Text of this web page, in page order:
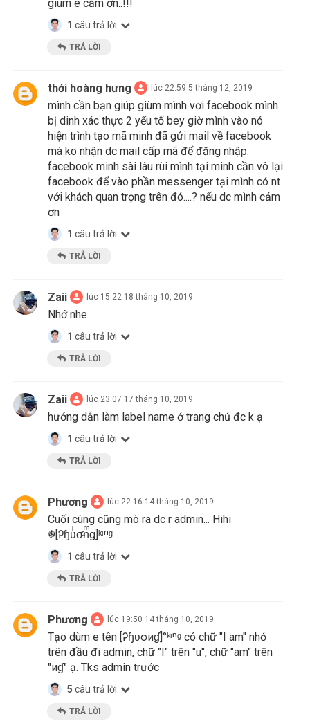
giùm e cảm ơn..!!!
1 câu trả lời
TRẢ LỜI
thới hoàng hưng lúc 22:59 5 tháng 12, 2019
mình cần bạn giúp giùm mình vơi facebook mình
bị dinh xác thực 2 yếu tố bey giờ mình vào nó
hiện trình tạo mã minh đã gửi mail về facebook
mà ko nhận dc mail cấp mã để đăng nhập.
facebook minh sài lâu rùi mình tại minh cần vô lại
facebook để vào phần messenger tại mình có nt
với khách quan trọng trên đó....? nếu dc mình cảm
ơn
1 câu trả lời
TRẢ LỜI
Zaii lúc 15:22 18 tháng 10, 2019
Nhớ nhe
1 câu trả lời
TRẢ LỜI
Zaii lúc 23:07 17 tháng 10, 2019
hướng dẫn làm label name ở trang chủ đc k ạ
1 câu trả lời
TRẢ LỜI
Phương lúc 22:16 14 tháng 10, 2019
Cuối cùng cũng mò ra dc r admin... Hihi
☬[Ꭾɧʋͥσͣnͫg]ᵏᶦⁿᵍ
1 câu trả lời
TRẢ LỜI
Phương lúc 19:50 14 tháng 10, 2019
Tạo dùm e tên [Ꭾɧʋσиɠ]°ᵏᶦⁿᵍ có chữ "I am" nhỏ
trên đầu đi admin, chữ "I" trên "u", chữ "am" trên
"иɠ" ạ. Tks admin trước
5 câu trả lời
TRẢ LỜI